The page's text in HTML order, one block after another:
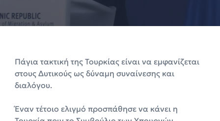
Πάγια τακτική της Τουρκίας είναι να εμφανίζεται
στους Δυτικούς ως δύναμη συναίνεσης και
διαλόγου.
Έναν τέτοιο ελιγμό προσπάθησε να κάνει η